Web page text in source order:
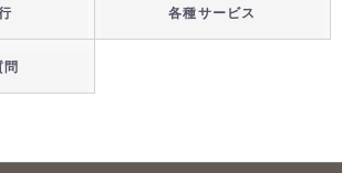
各種サービス
問